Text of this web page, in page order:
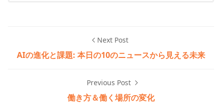
Next Post
AIの進化と課題: 本日の10のニュースから見える未来
Previous Post
働き方＆働く場所の変化